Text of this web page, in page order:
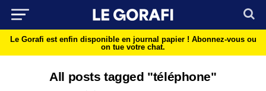
Le Gorafi est enfin disponible en journal papier ! Abonnez-vous ou
on tue votre chat.
All posts tagged "téléphone"